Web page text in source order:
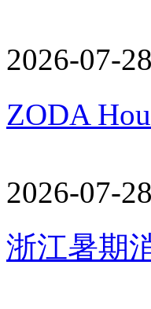
2026-07-
ZODA
2026-07-
浙江暑期